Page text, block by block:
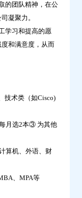
的团队精神，在公
凝聚力。
学习和提高的愿
和满意度，从而
技术类（如Cisco)
月选2本③ 为其他
算机、外语、财
、MPA等